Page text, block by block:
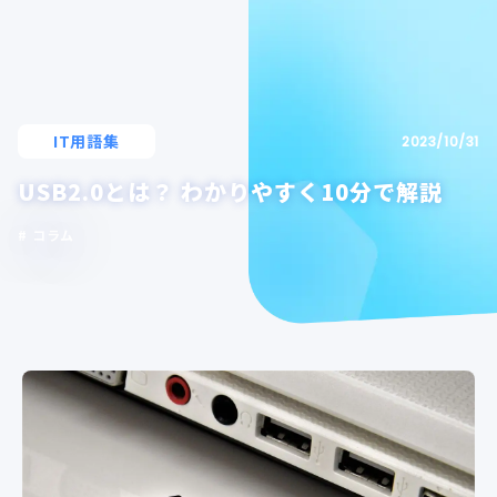
IT用語集 2023/10/31
USB2.0とは？ わかりやすく10分で解説